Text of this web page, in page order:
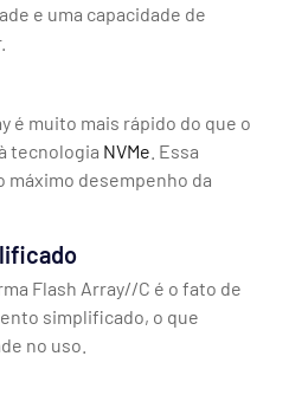
e uma capacidade de
é muito mais rápido do que o
tecnologia NVMe . Essa
desempenho da
Flash Array//C é o fato de
simplificado, o que
no uso.